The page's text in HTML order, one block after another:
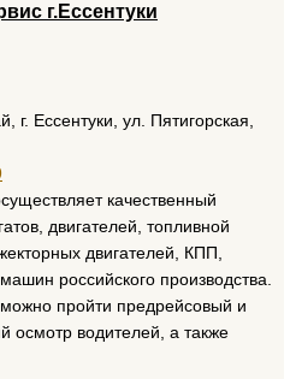
г.Ессентуки
г. Ессентуки, ул. Пятигорская,
качественный
двигателей, топливной
двигателей, КПП,
российского производства.
пройти предрейсовый и
осмотр водителей, а также